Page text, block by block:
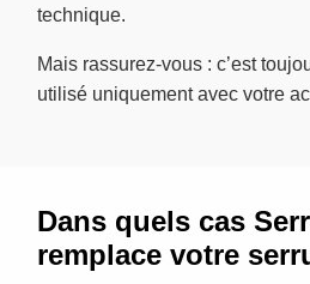
technique.
Mais rassurez-vous : c’est
utilisé uniquement avec votre
Dans quels cas
remplace votre